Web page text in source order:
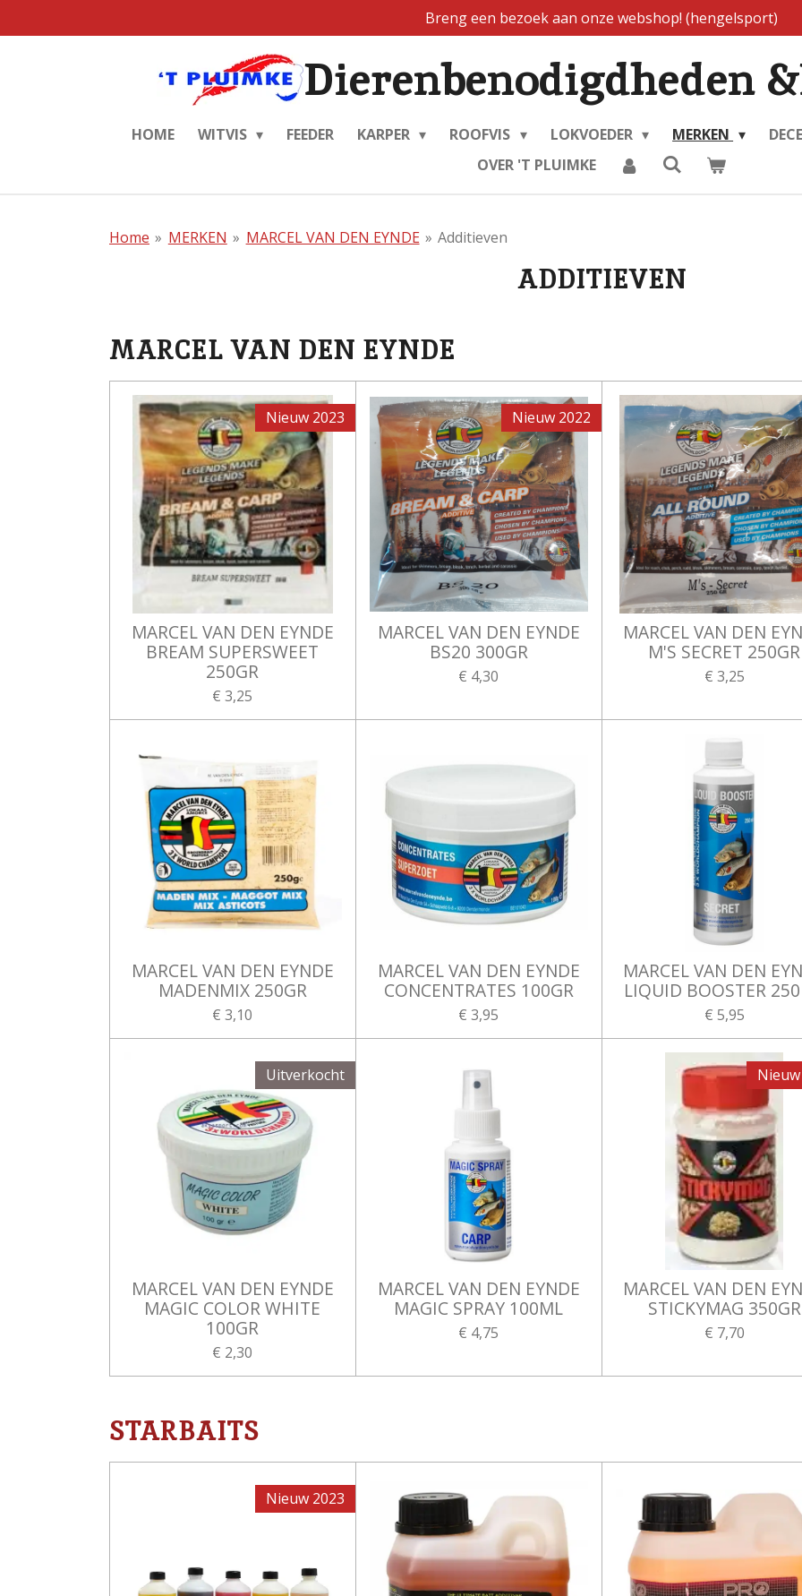
direct
Breng een bezoek aan onze webshop! (hengelsport)
Dierenbenodigdheden
HOME WITVIS FEEDER KARPER ROOFVIS LOKVOEDER MERKEN
OVER 'T PLUIMKE
Home » MERKEN » MARCEL VAN DEN EYNDE » Additieven
ADDITIEVEN
MARCEL VAN DEN EYNDE
Nieuw 2023
MARCEL VAN DEN EYNDE
BREAM SUPERSWEET
250GR
€ 3,25
Nieuw 2022
MARCEL VAN DEN EYNDE
BS20 300GR
€ 4,30
MARCEL VAN DEN
M'S SECRET 250GR
€ 3,25
MARCEL VAN DEN EYNDE
MADENMIX 250GR
€ 3,10
MARCEL VAN DEN EYNDE
CONCENTRATES 100GR
€ 3,95
MARCEL VAN DEN
LIQUID BOOSTER
€ 5,95
Uitverkocht
MARCEL VAN DEN EYNDE
MAGIC COLOR WHITE
100GR
€ 2,30
MARCEL VAN DEN EYNDE
MAGIC SPRAY 100ML
€ 4,75
MARCEL VAN DEN
STICKYMAG 350GR
€ 7,70
STARBAITS
Nieuw 2023